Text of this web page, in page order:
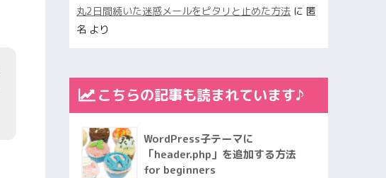
丸2日間続いた迷惑メールをピタリと止めた方法 に 匿
名 より
こちらの記事も読まれています♪
WordPress子テーマに
「header.php」を追加する方法
for beginners